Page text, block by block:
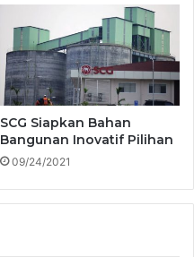
SCG Siapkan Bahan
Bangunan Inovatif Pilihan
09/24/2021